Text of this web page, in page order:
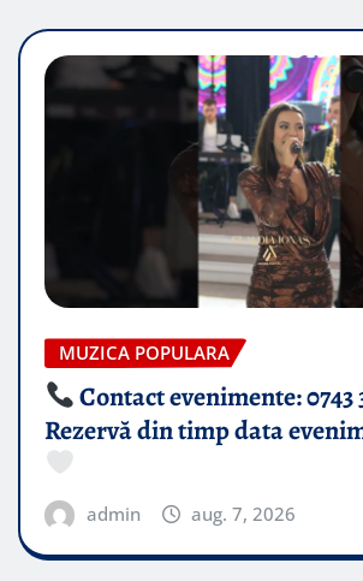
MUZICA POPULARA
Contact evenimente: 0743
Rezervă din timp data
admin aug. 7, 2026